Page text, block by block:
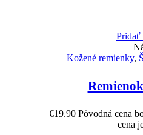
Pridať
Kožené remienky,
€19.90 Pôvodná cena
cena